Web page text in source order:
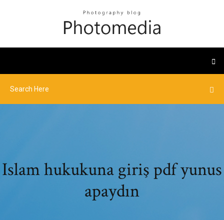
Islam hukukuna giriş pdf yunus
apaydın